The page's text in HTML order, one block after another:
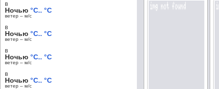
в
Ночью °C.. °C
ветер – м/c
в
Ночью °C.. °C
ветер – м/c
в
Ночью °C.. °C
ветер – м/c
в
Ночью °C.. °C
ветер – м/c